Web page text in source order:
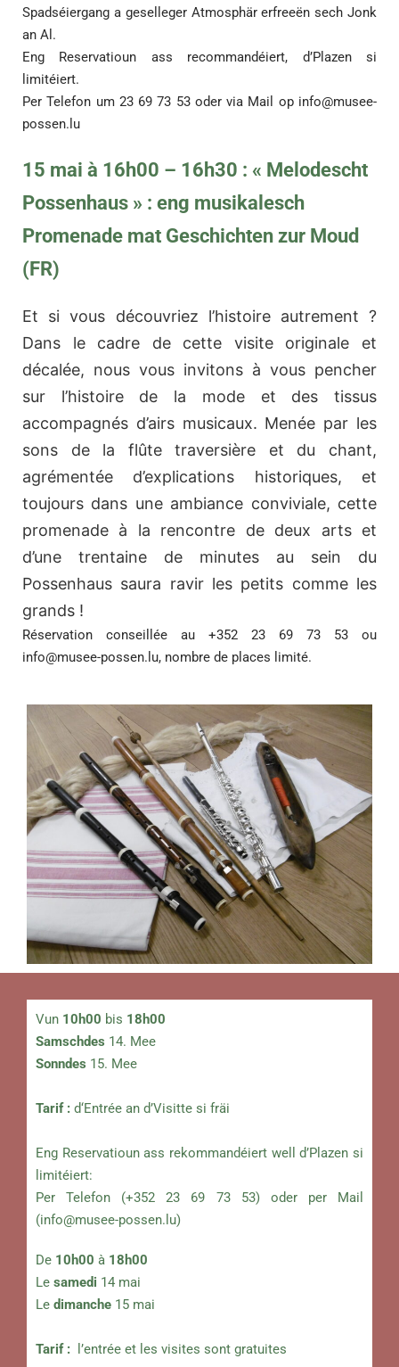
Spadséiergang a geselleger Atmosphär erfreeën sech Jonk
an Al.
Eng Reservatioun ass recommandéiert, d’Plazen si
limitéiert.
Per Telefon um 23 69 73 53 oder via Mail op info@musee-
possen.lu
15 mai à 16h00 – 16h30 : « Melodescht
Possenhaus » : eng musikalesch
Promenade mat Geschichten zur Moud
(FR)
Et si vous découvriez l’histoire autrement ?
Dans le cadre de cette visite originale et
décalée, nous vous invitons à vous pencher
sur l’histoire de la mode et des tissus
accompagnés d’airs musicaux. Menée par les
sons de la flûte traversière et du chant,
agrémentée d’explications historiques, et
toujours dans une ambiance conviviale, cette
promenade à la rencontre de deux arts et
d’une trentaine de minutes au sein du
Possenhaus saura ravir les petits comme les
grands !
Réservation conseillée au +352 23 69 73 53 ou
info@musee-possen.lu, nombre de places limité.
Vun 10h00 bis 18h00
Samschdes 14. Mee
Sonndes 15. Mee
Tarif : d‘Entrée an d’Visitte si fräi
Eng Reservatioun ass rekommandéiert well d’Plazen si
limitéiert:
Per Telefon (+352 23 69 73 53) oder per Mail
(info@musee-possen.lu)
De 10h00 à 18h00
Le samedi 14 mai
Le dimanche 15 mai
Tarif : l’entrée et les visites sont gratuites